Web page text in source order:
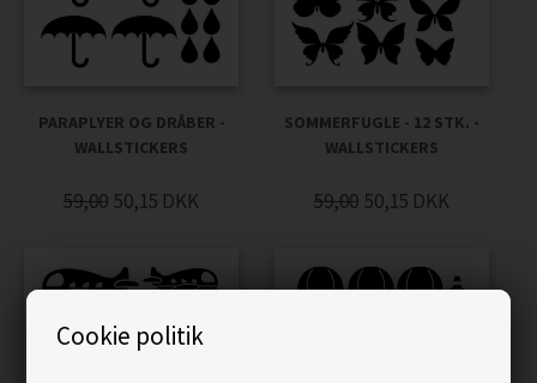
Cookie politik
PARAPLYER OG DRÅBER -
WALLSTICKERS
59,00 50,15 DKK
SOMMERFUGLE - 12 STK. -
WALLSTICKERS
59,00 50,15 DKK